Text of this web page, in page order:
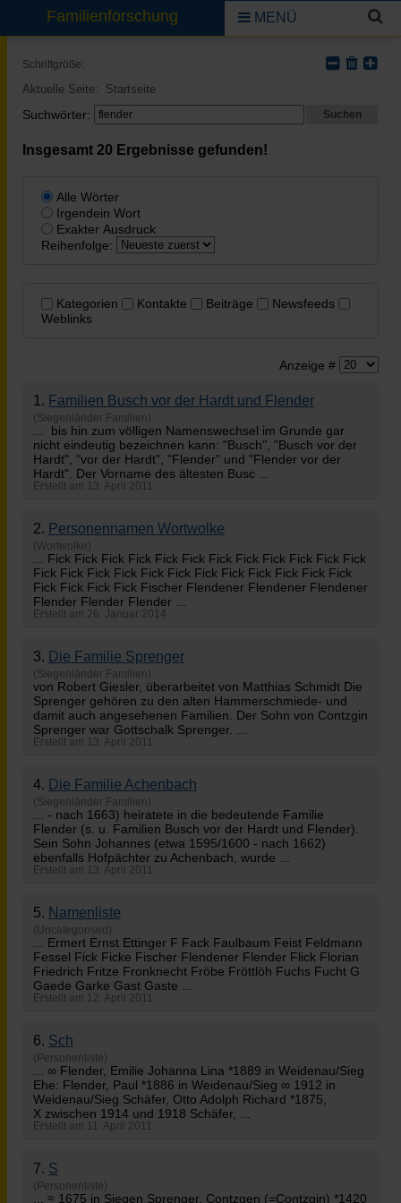
Familienforschung MENÜ
Schriftgröße:
Aktuelle Seite: Startseite
Suchwörter: Suchen
Insgesamt 20 Ergebnisse gefunden!
Alle Wörter
Irgendein Wort
Exakter Ausdruck
Reihenfolge:
Kategorien Kontakte Beiträge
Newsfeeds
Weblinks
Anzeige #
1. Familien Busch vor der Hardt und Flender
(Siegenländer Familien)
... bis hin zum völligen Namenswechsel im Grunde gar
nicht eindeutig bezeichnen kann: "Busch", "Busch vor der
Hardt", "vor der Hardt", "Flender" und "Flender vor der
Hardt". Der Vorname des ältesten Busc ...
Erstellt am 13. April 2011
2. Personennamen Wortwolke
(Wortwolke)
... Fick Fick Fick Fick Fick Fick Fick Fick Fick Fick Fick Fick
Fick Fick Fick Fick Fick Fick Fick Fick Fick Fick Fick Fick
Fick Fick Fick Fick Fischer Flendener Flendener Flendener
Flender Flender Flender ...
Erstellt am 26. Januar 2014
3. Die Familie Sprenger
(Siegenländer Familien)
von Robert Giesler, überarbeitet von Matthias Schmidt Die
Sprenger gehören zu den alten Hammerschmiede- und
damit auch angesehenen Familien. Der Sohn von Contzgin
Sprenger war Gottschalk Sprenger. ...
Erstellt am 13. April 2011
4. Die Familie Achenbach
(Siegenländer Familien)
... - nach 1663) heiratete in die bedeutende Familie
Flender (s. u. Familien Busch vor der Hardt und Flender).
Sein Sohn Johannes (etwa 1595/1600 - nach 1662)
ebenfalls Hofpächter zu Achenbach, wurde ...
Erstellt am 13. April 2011
5. Namenliste
(Uncategorised)
... Ermert Ernst Ettinger F Fack Faulbaum Feist Feldmann
Fessel Fick Ficke Fischer Flendener Flender Flick Florian
Friedrich Fritze Fronknecht Fröbe Fröttlöh Fuchs Fucht G
Gaede Garke Gast Gaste ...
Erstellt am 12. April 2011
6. Sch
(Personenliste)
... ∞ Flender, Emilie Johanna Lina *1889 in Weidenau/Sieg
Ehe: Flender, Paul *1886 in Weidenau/Sieg ∞ 1912 in
Weidenau/Sieg Schäfer, Otto Adolph Richard *1875,
X zwischen 1914 und 1918 Schäfer, ...
Erstellt am 11. April 2011
7. S
(Personenliste)
... ≈ 1675 in Siegen Sprenger, Contzgen (=Contzgin) *1420